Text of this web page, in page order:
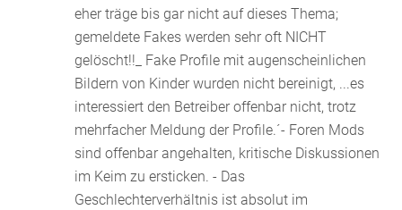
eher träge bis gar nicht auf dieses Thema;
gemeldete Fakes werden sehr oft NICHT
gelöscht!!_ Fake Profile mit augenscheinlichen
Bildern von Kinder wurden nicht bereinigt, ...es
interessiert den Betreiber offenbar nicht, trotz
mehrfacher Meldung der Profile.´- Foren Mods
sind offenbar angehalten, kritische Diskussionen
im Keim zu ersticken. - Das
Geschlechterverhältnis ist absolut im